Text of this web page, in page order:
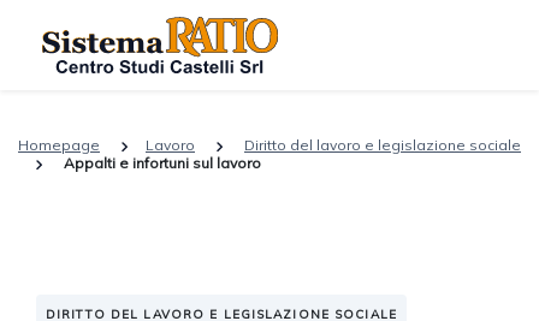
Homepage Lavoro
Diritto del lavoro e legislazione sociale
Appalti e infortuni sul lavoro
DIRITTO DEL LAVORO E LEGISLAZIONE SOCIALE